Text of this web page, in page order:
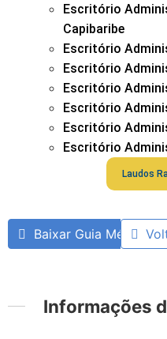
Escritório
Capibaribe
Escritório
Escritório
Escritório
Escritório
Escritório
Escritório
Laudos
Baixar Guia Médico
Informações